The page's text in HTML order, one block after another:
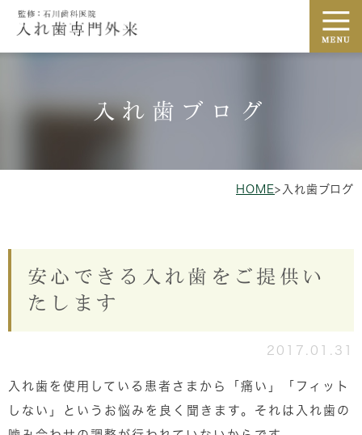
入れ歯ブログ
HOME> 入れ歯ブログ
安心できる入れ歯をご提供い
たします
2017.01.31
入れ歯を使用している患者さまから「痛い」「フィット
しない」というお悩みを良く聞きます。それは入れ歯の